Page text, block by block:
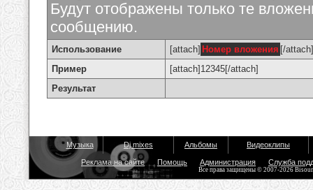
Будут отображены только те
сообщению.
Использование [attach] Номер вложения [/attach]
Пример
[attach]12345[/attach]
Результат
Музыка Dj mixes Альбомы Видеоклипы
Реклама на сайте Помощь Администрация Служба
Все права защищены © 2007-2026